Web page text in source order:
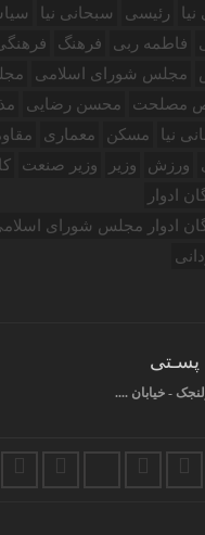
رئیسی سبحانی نیا
فاطمه ربی فرهنگ
مجلس شورای اسلامی
مصلحت
محسن رضایی
نیا
مسکن معماری
ورزش وزیر وزیر صنعت
ادوار
ادوار مجلس شورای
- خیابان ....